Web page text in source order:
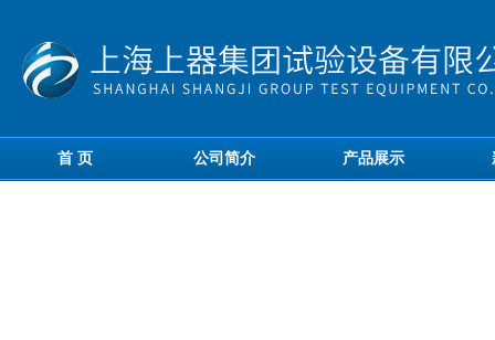
首 页 公司简介 产品展示